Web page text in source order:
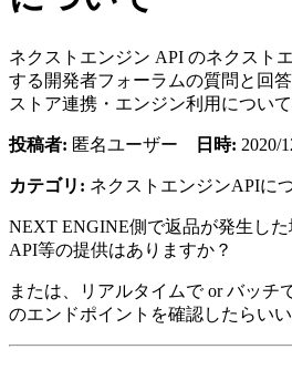
ネクストエンジン API のネクスト
する開発者フォーラムの質問と回
ストア連携・エンジン利用について
投稿者: 匿名ユーザー 日時: 2020/
カテゴリ: ネクストエンジンAPIに
NEXT ENGINE側で返品が発生し
API等の提供はありますか？
または、リアルタイムで or バッチ
のエンドポイントを確認したらい